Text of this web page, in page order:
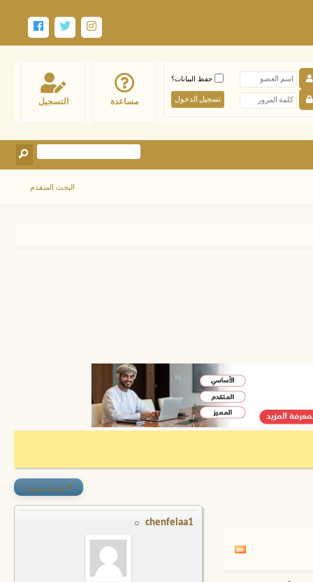
التسجيل مساعدة
حفظ البيانات؟
البحث المتقدم
+ إنشاء مدونة
chenfeiaa1